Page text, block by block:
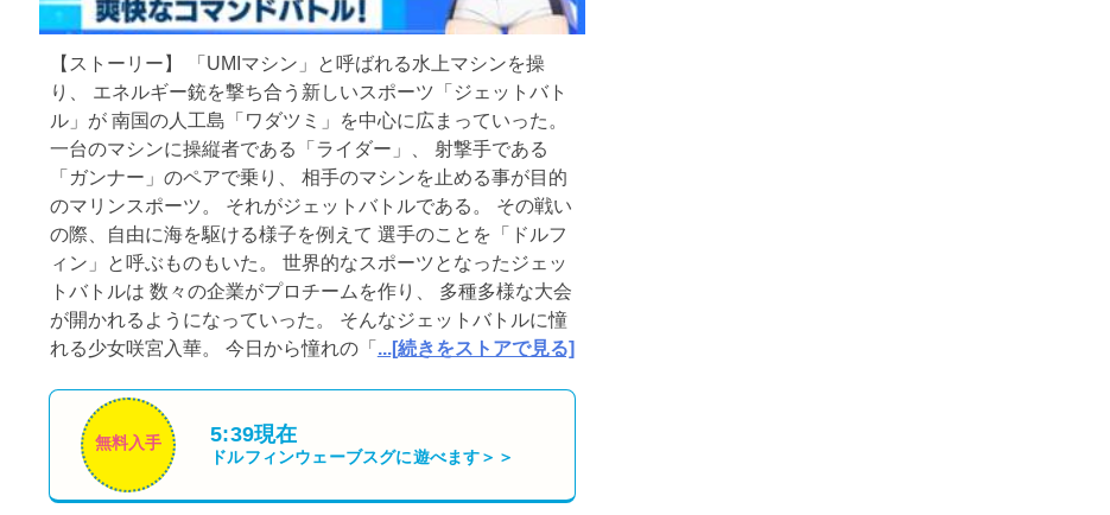
【ストーリー】 「UMIマシン」と呼ばれる水上マシンを操
り、 エネルギー銃を撃ち合う新しいスポーツ「ジェットバト
ル」が 南国の人工島「ワダツミ」を中心に広まっていった。
一台のマシンに操縦者である「ライダー」、 射撃手である
「ガンナー」のペアで乗り、 相手のマシンを止める事が目的
のマリンスポーツ。 それがジェットバトルである。 その戦い
の際、自由に海を駆ける様子を例えて 選手のことを「ドルフ
ィン」と呼ぶものもいた。 世界的なスポーツとなったジェッ
トバトルは 数々の企業がプロチームを作り、 多種多様な大会
が開かれるようになっていった。 そんなジェットバトルに憧
れる少女咲宮入華。 今日から憧れの「 ...[続きをストアで見る]
無料入手 5:39現在
ドルフィンウェーブスグに遊べます＞＞